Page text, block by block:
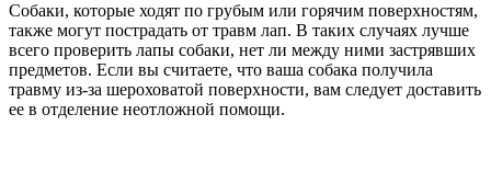
Собаки, которые ходят по грубым или горячим поверхностям,
также могут пострадать от травм лап. В таких случаях лучше
всего проверить лапы собаки, нет ли между ними застрявших
предметов. Если вы считаете, что ваша собака получила
травму из-за шероховатой поверхности, вам следует доставить
ее в отделение неотложной помощи.